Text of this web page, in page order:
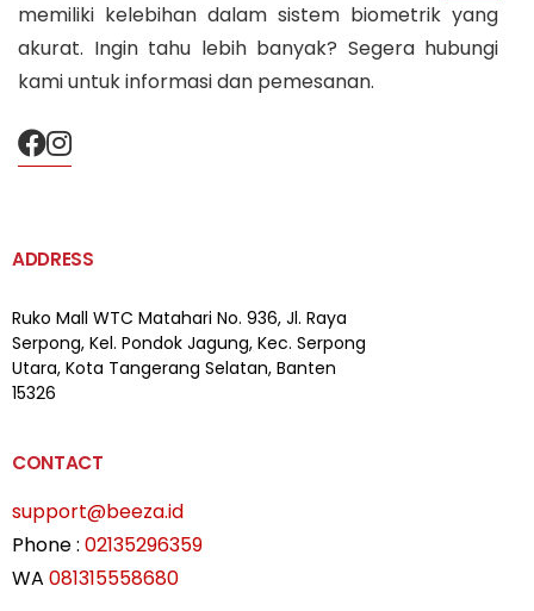
memiliki kelebihan dalam sistem biometrik yang
akurat. Ingin tahu lebih banyak? Segera hubungi
kami untuk informasi dan pemesanan.
ADDRESS
Ruko Mall WTC Matahari No. 936, Jl. Raya
Serpong, Kel. Pondok Jagung, Kec. Serpong
Utara, Kota Tangerang Selatan, Banten
15326
CONTACT
support@beeza.id
Phone : 02135296359
WA 081315558680